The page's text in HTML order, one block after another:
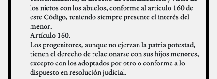
los nietos con los abuelos, conforme al artículo 160 de
este Código, teniendo siempre presente el interés del
menor.
Artículo 160.
Los progenitores, aunque no ejerzan la patria potestad,
tienen el derecho de relacionarse con sus hijos menores,
excepto con los adoptados por otro o conforme a lo
dispuesto en resolución judicial.